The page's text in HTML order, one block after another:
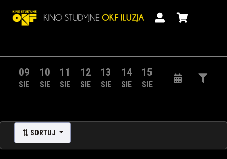
09
SIE
10
SIE
11
SIE
12
SIE
13
SIE
14
SIE
15
SIE
SORTUJ